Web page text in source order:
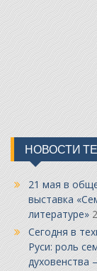
НОВОСТИ
21 мая в
выставка
литературе»
Сегодня в
Руси: роль